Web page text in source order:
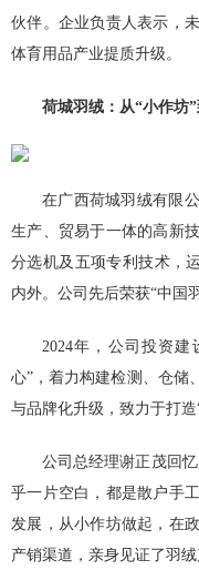
伙伴。企业负责人表示，
体育用品产业提质升级。
荷城羽绒：从“小作坊
在广西荷城羽绒有限
生产、贸易于一体的高新
分选机及五项专利技术，
内外。公司先后荣获“中国
2024年，公司投资
心”，着力构建检测、仓储
与品牌化升级，致力于打造
公司总经理谢正茂回
乎一片空白，都是散户手
发展，从小作坊做起，在
产销渠道，亲身见证了羽